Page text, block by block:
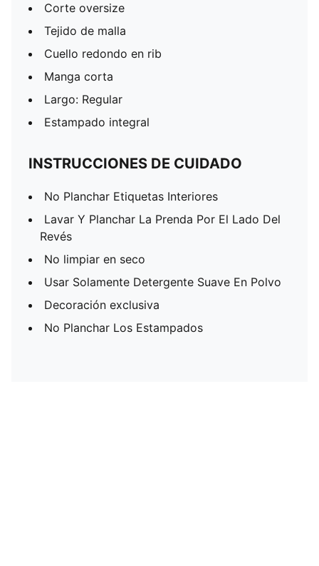
Corte oversize
Tejido de malla
Cuello redondo en rib
Manga corta
Largo: Regular
Estampado integral
INSTRUCCIONES DE CUIDADO
No Planchar Etiquetas Interiores
Lavar Y Planchar La Prenda Por El Lado Del
Revés
No limpiar en seco
Usar Solamente Detergente Suave En Polvo
Decoración exclusiva
No Planchar Los Estampados